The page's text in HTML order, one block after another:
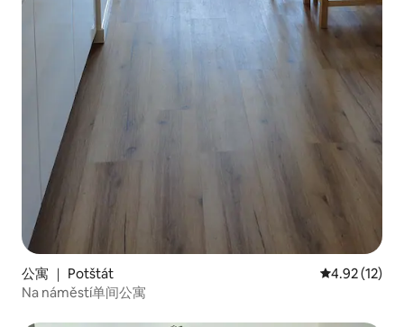
公寓 ｜ Potštát 平均评分
4.92 (12)
Na náměstí单间公寓